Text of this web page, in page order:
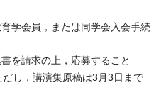
育学会員，または同学会入会手続
を請求の上，応募すること
し，講演集原稿は3月3日まで